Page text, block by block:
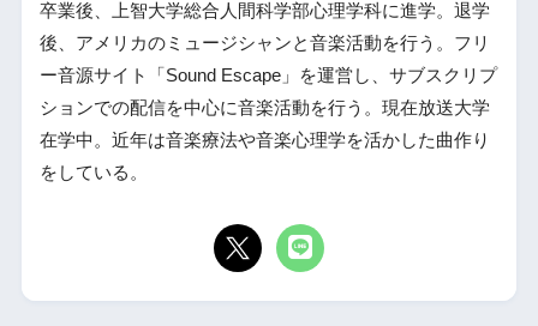
卒業後、上智大学総合人間科学部心理学科に進学。退学
後、アメリカのミュージシャンと音楽活動を行う。フリ
ー音源サイト「Sound Escape」を運営し、サブスクリプ
ションでの配信を中心に音楽活動を行う。現在放送大学
在学中。近年は音楽療法や音楽心理学を活かした曲作り
をしている。